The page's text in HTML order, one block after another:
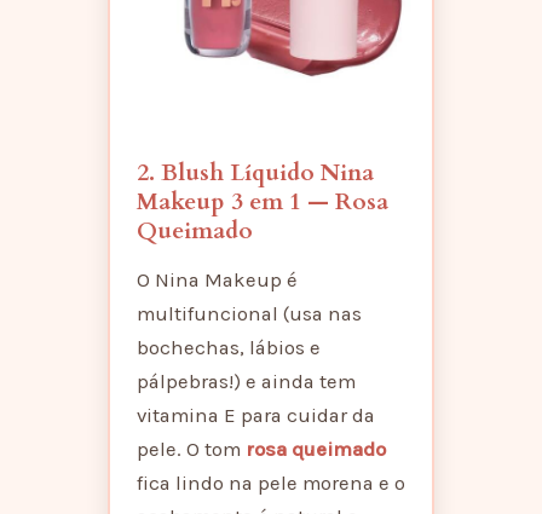
2. Blush Líquido Nina
Makeup 3 em 1 — Rosa
Queimado
O Nina Makeup é
multifuncional (usa nas
bochechas, lábios e
pálpebras!) e ainda tem
vitamina E para cuidar da
pele. O tom rosa queimado
fica lindo na pele morena e o